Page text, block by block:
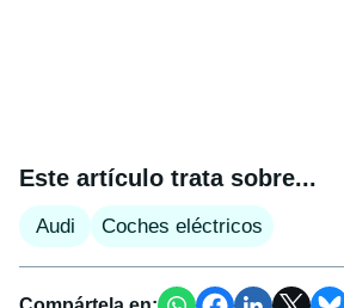
Este artículo trata sobre...
Audi Coches eléctricos